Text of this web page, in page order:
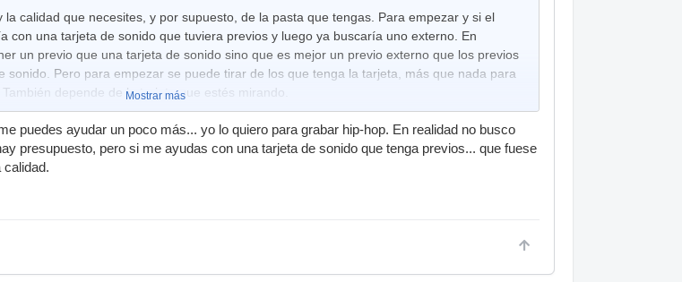
calidad que necesites, y por supuesto, de la pasta que tengas. Para empezar y si el
con una tarjeta de sonido que tuviera previos y luego ya buscaría uno externo. En
un previo que una tarjeta de sonido sino que es mejor un previo externo que los previos
sonido. Pero para empezar se puede tirar de los que tenga la tarjeta, más que nada para
depende de la tarjeta que estés mirando.
Mostrar más
puedes ayudar un poco más... yo lo quiero para grabar hip-hop. En realidad no busco
presupuesto, pero si me ayudas con una tarjeta de sonido que tenga previos... que fuese
calidad.